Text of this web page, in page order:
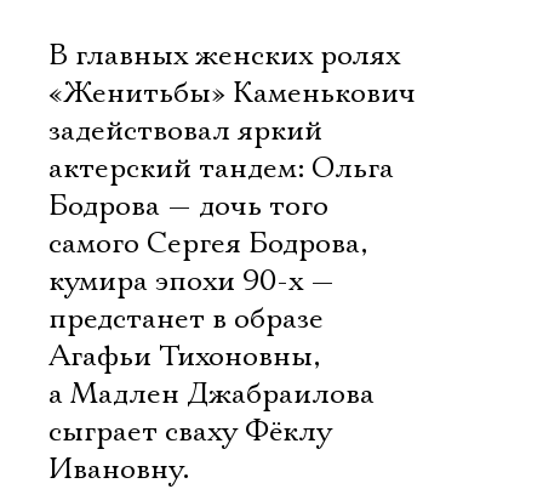
В главных женских ролях
«Женитьбы» Каменькович
задействовал яркий
актерский тандем: Ольга
Бодрова — дочь того
самого Сергея Бодрова,
кумира эпохи 90-х —
предстанет в образе
Агафьи Тихоновны,
а Мадлен Джабраилова
сыграет сваху Фёклу
Ивановну.